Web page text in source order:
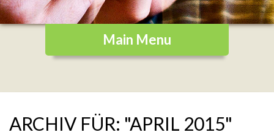
ARCHIV FÜR: "APRIL 2015"